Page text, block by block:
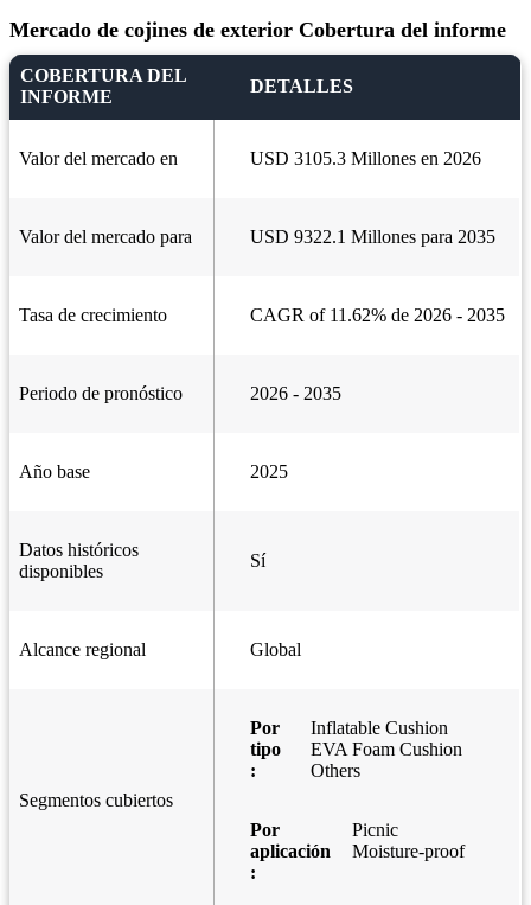
Mercado de cojines de exterior Cobertura del informe
COBERTURA DEL
INFORME
DETALLES
Valor del mercado en USD 3105.3 Millones en 2026
Valor del mercado para USD 9322.1 Millones para 2035
Tasa de crecimiento CAGR of 11.62% de 2026 - 2035
Periodo de pronóstico 2026 - 2035
Año base 2025
Datos históricos
disponibles
Sí
Alcance regional Global
Segmentos cubiertos
Por
tipo
:
Inflatable Cushion
EVA Foam Cushion
Others
Por
aplicación
:
Picnic
Moisture-proof